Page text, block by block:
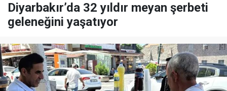
Diyarbakır’da 32 yıldır meyan şerbeti
geleneğini yaşatıyor